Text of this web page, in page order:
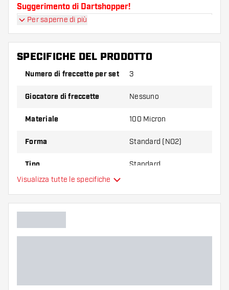
Suggerimento di Dartshopper!
numero di alette e di astine. Questi possono
danneggiarsi o rompersi con l'uso.
spessore diverso di alette per scoprire quale
Per saperne di più
SPECIFICHE DEL PRODOTTO
Numero di freccette per set 3
Giocatore di freccette Nessuno
Materiale 100 Micron
Forma Standard (NO2)
Tipo Standard
Colori aggiuntivi
Visualizza tutte le specifiche